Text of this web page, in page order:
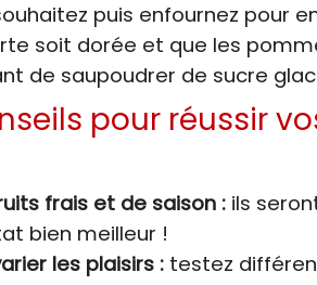
puis enfournez pour
soit dorée et que les
de saupoudrer de sucre
pour réussir
frais et de saison :ils
bien meilleur !
les plaisirs :testez